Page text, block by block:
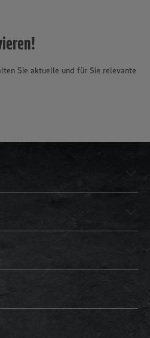
Sie aktuelle und für Sie relevante